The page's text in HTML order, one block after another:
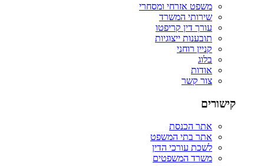
משפט אזרחי ומסחרי
שירותי המשרד
עורך דין קריפטו
תובענות ייצוגיות
קניין רוחני
בלוג
אודות
צור קשר
קישורים
אתר הכנסת
אתר בתי המשפט
לשכת עורכי הדין
משרד המשפטים